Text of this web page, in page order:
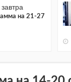
на 21-27